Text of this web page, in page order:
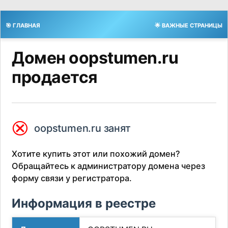
🎯 ГЛАВНАЯ 🌟 ВАЖНЫЕ СТРАНИЦЫ
Домен oopstumen.ru
продается
⮿ oopstumen.ru занят
Хотите купить этот или похожий домен?
Обращайтесь к администратору домена через
форму связи у регистратора.
Информация в реестре